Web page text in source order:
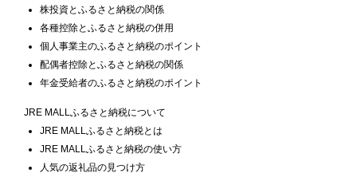
株投資とふるさと納税の関係
各種控除とふるさと納税の併用
個人事業主のふるさと納税のポイント
配偶者控除とふるさと納税の関係
年金受給者のふるさと納税のポイント
JRE MALLふるさと納税について
JRE MALLふるさと納税とは
JRE MALLふるさと納税の使い方
人気の返礼品の見つけ方